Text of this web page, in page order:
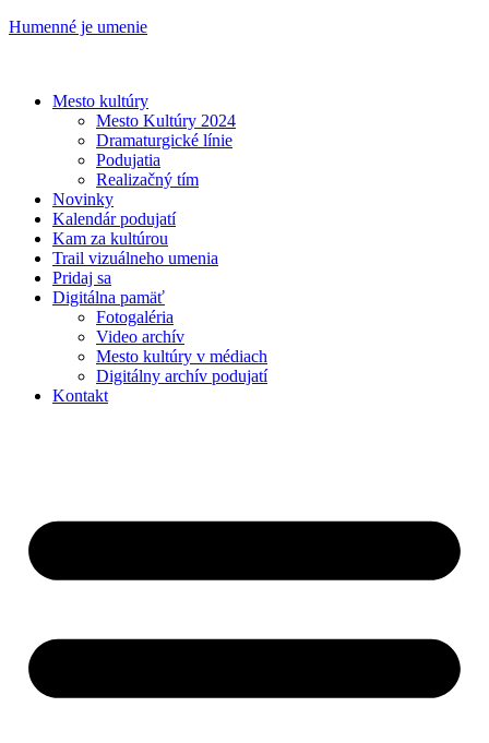
Humenné je umenie
Mesto kultúry
Mesto Kultúry 2024
Dramaturgické línie
Podujatia
Realizačný tím
Novinky
Kalendár podujatí
Kam za kultúrou
Trail vizuálneho umenia
Pridaj sa
Digitálna pamäť
Fotogaléria
Video archív
Mesto kultúry v médiach
Digitálny archív podujatí
Kontakt